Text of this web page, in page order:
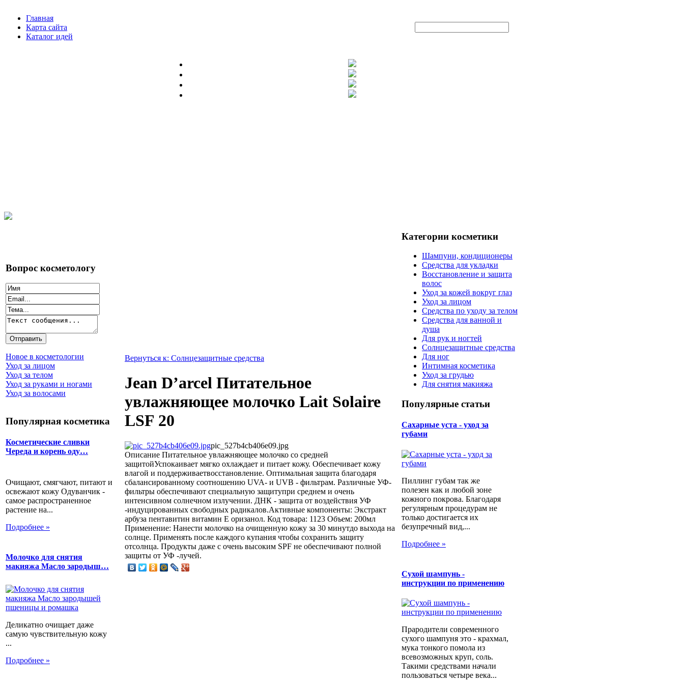
Главная
Карта сайта
Каталог идей
Вопрос косметологу
Новое в косметологии
Уход за лицом
Уход за телом
Уход за руками и ногами
Уход за волосами
Популярная косметика
Косметические сливки
Череда и корень оду…
Очищают, смягчают, питают и
освежают кожу Одуванчик -
самое распространенное
растение на...
Подробнее »
Молочко для снятия
макияжа Масло зародыш…
Деликатно очищает даже
самую чувствительную кожу
...
Подробнее »
Вернуться к: Солнцезащитные средства
Jean D’arcel Питательное
увлажняющее молочко Lait Solaire
LSF 20
pic_527b4cb406e09.jpg
Описание Питательное увлажняющее молочко со средней
защитойУспокаивает мягко охлаждает и питает кожу. Обеспечивает кожу
влагой и поддерживаетвосстановление. Оптимальная защита благодаря
сбалансированному соотношению UVA- и UVB - фильтрам. Различные УФ-
фильтры обеспечивают специальную защитупри среднем и очень
интенсивном солнечном излучении. ДНК - защита от воздействия УФ
-индуцированных свободных радикалов.Активные компоненты: Экстракт
арбуза пентавитин витамин Е оризанол. Код товара: 1123 Объем: 200мл
Применение: Нанести молочко на очищенную кожу за 30 минутдо выхода на
солнце. Применять после каждого купания чтобы сохранить защиту
отсолнца. Продукты даже с очень высоким SPF не обеспечивают полной
защиты от УФ -лучей.
Категории косметики
Шампуни, кондиционеры
Средства для укладки
Восстановление и защита
волос
Уход за кожей вокруг глаз
Уход за лицом
Средства по уходу за телом
Средства для ванной и
душа
Для рук и ногтей
Солнцезащитные средства
Для ног
Интимная косметика
Уход за грудью
Для снятия макияжа
Популярные статьи
Сахарные уста - уход за
губами
Пиллинг губам так же
полезен как и любой зоне
кожного покрова. Благодаря
регулярным процедурам не
только достигается их
безупречный вид,...
Подробнее »
Сухой шампунь -
инструкции по применению
Прародители современного
сухого шампуня это - крахмал,
мука тонкого помола из
всевозможных круп, соль.
Такими средствами начали
пользоваться четыре века...